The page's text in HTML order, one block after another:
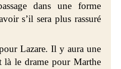
dans une forme
s’il sera plus rassuré
Lazare. Il y aura une
le drame pour Marthe